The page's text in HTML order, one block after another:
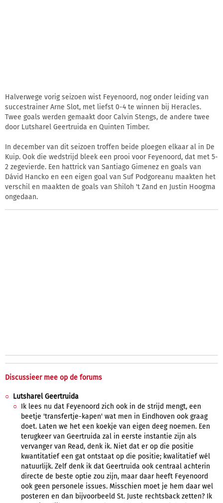
Halverwege vorig seizoen wist Feyenoord, nog onder leiding van
succestrainer Arne Slot, met liefst 0-4 te winnen bij Heracles.
Twee goals werden gemaakt door Calvin Stengs, de andere twee
door Lutsharel Geertruida en Quinten Timber.
In december van dit seizoen troffen beide ploegen elkaar al in De
Kuip. Ook die wedstrijd bleek een prooi voor Feyenoord, dat met 5-
2 zegevierde. Een hattrick van Santiago Gimenez en goals van
Dávid Hancko en een eigen goal van Suf Podgoreanu maakten het
verschil en maakten de goals van Shiloh 't Zand en Justin Hoogma
ongedaan.
Discussieer mee op de forums
Lutsharel Geertruida
Ik lees nu dat Feyenoord zich ook in de strijd mengt, een
beetje 'transfertje-kapen' wat men in Eindhoven ook graag
doet. Laten we het een koekje van eigen deeg noemen. Een
terugkeer van Geertruida zal in eerste instantie zijn als
vervanger van Read, denk ik. Niet dat er op die positie
kwantitatief een gat ontstaat op die positie; kwalitatief wél
natuurlijk. Zelf denk ik dat Geertruida ook centraal achterin
directe de beste optie zou zijn, maar daar heeft Feyenoord
ook geen personele issues. Misschien moet je hem daar wel
posteren en dan bijvoorbeeld St. Juste rechtsback zetten? Ik